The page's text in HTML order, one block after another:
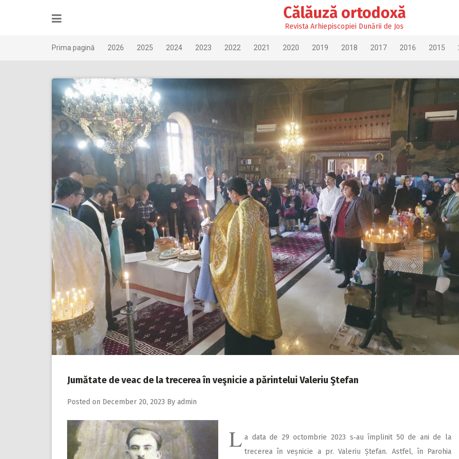
Călăuză ortodoxă
Revista Arhiepiscopiei Dunării de Jos
Prima pagină 2026 2025 2024 2023 2022 2021 2020 2019 2018 2017 2016 2015
Jumătate de veac de la trecerea în veşnicie a părintelui Valeriu Ştefan
Posted on December 20, 2023 By admin
L a data de 29 octombrie 2023 s‑au împlinit 50 de ani de la
trecerea în veșnicie a pr. Valeriu Ștefan. Astfel, în Parohia